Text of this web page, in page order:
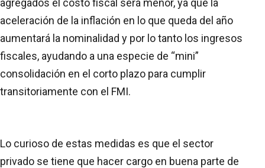
agregados el costo fiscal será menor, ya que la
aceleración de la inflación en lo que queda del año
aumentará la nominalidad y por lo tanto los ingresos
fiscales, ayudando a una especie de “mini”
consolidación en el corto plazo para cumplir
transitoriamente con el FMI.
Lo curioso de estas medidas es que el sector
privado se tiene que hacer cargo en buena parte de